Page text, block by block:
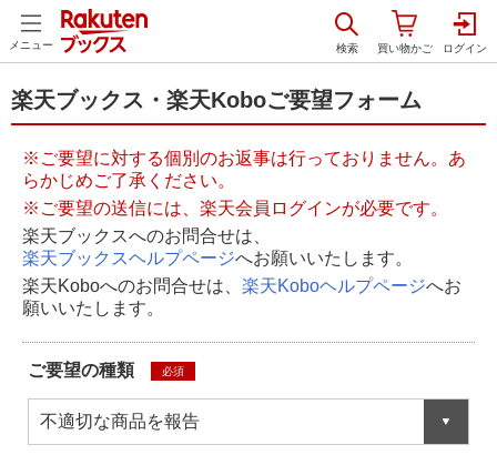
メニュー
楽天ブックス・楽天Koboご要望フォーム
※ご要望に対する個別のお返事は行っておりません。あ
らかじめご了承ください。
※ご要望の送信には、楽天会員ログインが必要です。
楽天ブックスへのお問合せは、
楽天ブックスヘルプページへお願いいたします。
楽天Koboへのお問合せは、 楽天Koboヘルプページへお
願いいたします。
ご要望の種類 必須
不適切な商品を報告